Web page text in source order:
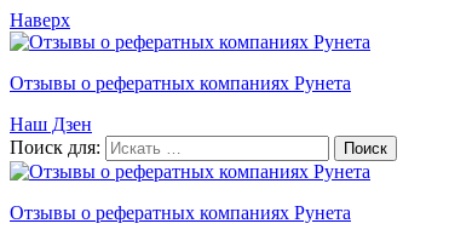
Наверх
Отзывы о рефератных компаниях Рунета
Наш Дзен
Поиск для:
Отзывы о рефератных компаниях Рунета